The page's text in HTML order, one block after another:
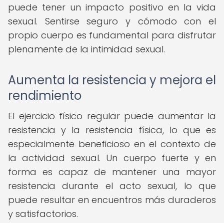
puede tener un impacto positivo en la vida
sexual. Sentirse seguro y cómodo con el
propio cuerpo es fundamental para disfrutar
plenamente de la intimidad sexual.
Aumenta la resistencia y mejora el
rendimiento
El ejercicio físico regular puede aumentar la
resistencia y la resistencia física, lo que es
especialmente beneficioso en el contexto de
la actividad sexual. Un cuerpo fuerte y en
forma es capaz de mantener una mayor
resistencia durante el acto sexual, lo que
puede resultar en encuentros más duraderos
y satisfactorios.